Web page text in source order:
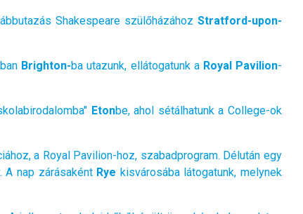
Shakespeare szülőházához Stratford-upon-
Brighton-ba utazunk, ellátogatunk a Royal Pavilion-
Etonbe, ahol sétálhatunk a College-ok
a Royal Pavilion-hoz, szabadprogram. Délután egy
nap zárásaként Rye kisvárosába látogatunk, melynek